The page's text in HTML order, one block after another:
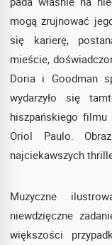
mogą zrujnować
się karierę,
mieście,
Doria i Goodman
wydarzyło się
hiszpańskiego filmu
Oriol Paulo.
najciekawszych
Muzyczne
niewdzięczne
większości